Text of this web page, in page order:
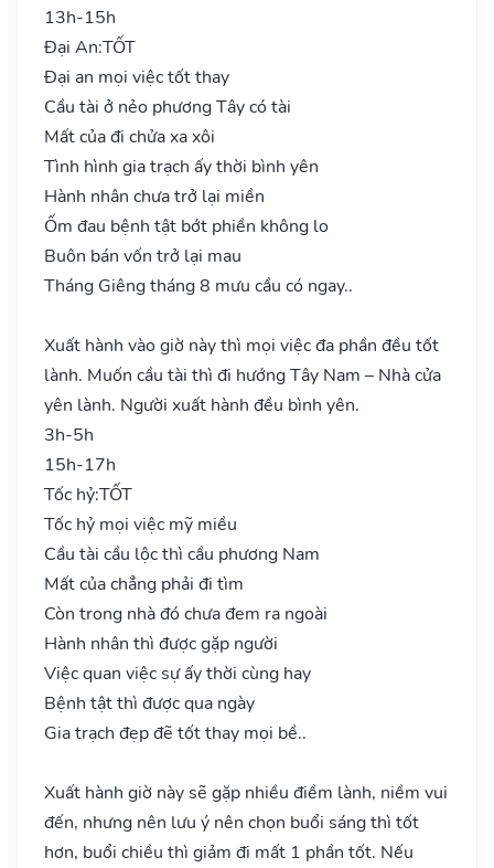
13h-15h
Đại An:TỐT
Đại an mọi việc tốt thay
Cầu tài ở nẻo phương Tây có tài
Mất của đi chửa xa xôi
Tình hình gia trạch ấy thời bình yên
Hành nhân chưa trở lại miền
Ốm đau bệnh tật bớt phiền không lo
Buôn bán vốn trở lại mau
Tháng Giêng tháng 8 mưu cầu có ngay..
Xuất hành vào giờ này thì mọi việc đa phần đều tốt
lành. Muốn cầu tài thì đi hướng Tây Nam – Nhà cửa
yên lành. Người xuất hành đều bình yên.
3h-5h
15h-17h
Tốc hỷ:TỐT
Tốc hỷ mọi việc mỹ miều
Cầu tài cầu lộc thì cầu phương Nam
Mất của chẳng phải đi tìm
Còn trong nhà đó chưa đem ra ngoài
Hành nhân thì được gặp người
Việc quan việc sự ấy thời cùng hay
Bệnh tật thì được qua ngày
Gia trạch đẹp đẽ tốt thay mọi bề..
Xuất hành giờ này sẽ gặp nhiều điềm lành, niềm vui
đến, nhưng nên lưu ý nên chọn buổi sáng thì tốt
hơn, buổi chiều thì giảm đi mất 1 phần tốt. Nếu